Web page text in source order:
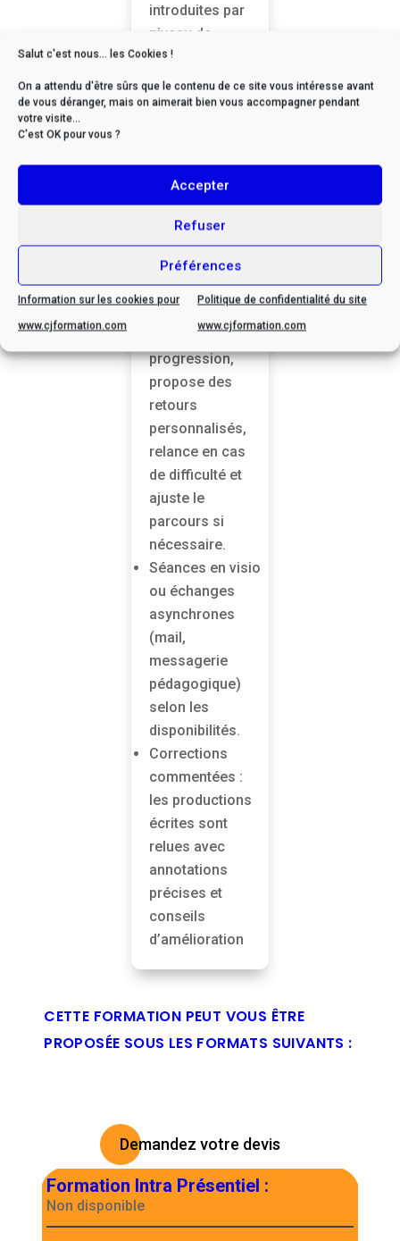
Salut c'est nous... les Cookies !
On a attendu d'être sûrs que le contenu de ce site vous intéresse avant
de vous déranger, mais on aimerait bien vous accompagner pendant
votre visite...
C'est OK pour vous ?
Accepter
Refuser
Préférences
Information sur les cookies pour
www.cjformation.com
Politique de confidentialité du site
www.cjformation.com
introduites par
niveau de
difficulté
croissante.
Tutorat
bénéficie d’un
accompagnemen
t régulier par un
tuteur expert en
expression
écrite. Le tuteur
progression,
propose des
retours
personnalisés,
relance en cas
de difficulté et
ajuste le
parcours si
nécessaire.
Séances en visio
ou échanges
asynchrones
(mail,
messagerie
pédagogique)
selon les
disponibilités.
Corrections
commentées :
les productions
écrites sont
relues avec
annotations
précises et
conseils
d’amélioration
CETTE FORMATION PEUT VOUS ÊTRE
PROPOSÉE SOUS LES FORMATS SUIVANTS :
Demandez votre devis
Formation Intra Présentiel :
Non disponible